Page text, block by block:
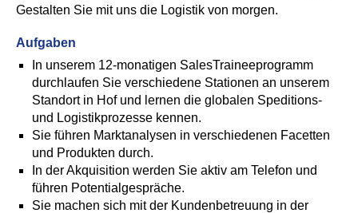
Gestalten Sie mit uns die Logistik von morgen.
Aufgaben
In unserem 12-monatigen SalesTraineeprogramm
durchlaufen Sie verschiedene Stationen an unserem
Standort in Hof und lernen die globalen Speditions-
und Logistikprozesse kennen.
Sie führen Marktanalysen in verschiedenen Facetten
und Produkten durch.
In der Akquisition werden Sie aktiv am Telefon und
führen Potentialgespräche.
Sie machen sich mit der Kundenbetreuung in der